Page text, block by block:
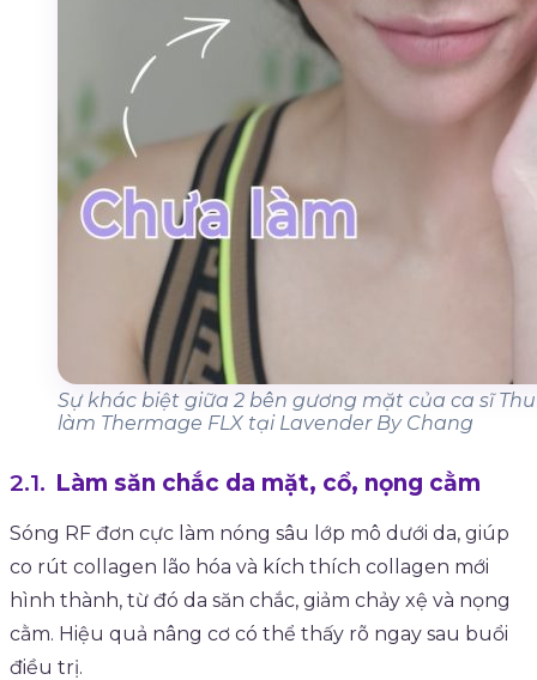
Sự khác biệt giữa 2 bên gương mặt của ca sĩ
làm Thermage FLX tại Lavender By Chang
Làm săn chắc da mặt, cổ, nọng cằm
Sóng RF đơn cực làm nóng sâu lớp mô dưới da, giúp
co rút collagen lão hóa và kích thích collagen mới
hình thành, từ đó da săn chắc, giảm chảy xệ và nọng
cằm. Hiệu quả nâng cơ có thể thấy rõ ngay sau buổi
điều trị.